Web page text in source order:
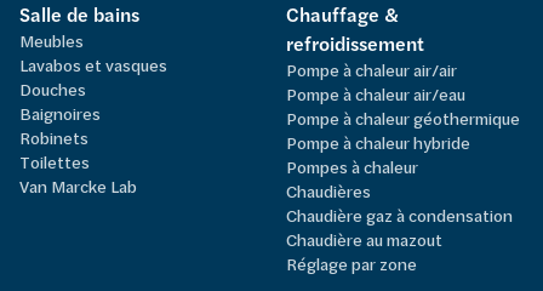
Salle de bains
Meubles
Lavabos et vasques
Douches
Baignoires
Robinets
Toilettes
Van Marcke Lab
Chauffage &
refroidissement
Pompe à chaleur air/air
Pompe à chaleur air/eau
Pompe à chaleur géothermique
Pompe à chaleur hybride
Pompes à chaleur
Chaudières
Chaudière gaz à condensation
Chaudière au mazout
Réglage par zone